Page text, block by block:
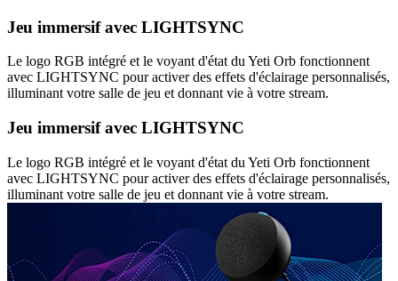
Jeu immersif avec LIGHTSYNC
Le logo RGB intégré et le voyant d'état du Yeti Orb fonctionnent
avec LIGHTSYNC pour activer des effets d'éclairage personnalisés,
illuminant votre salle de jeu et donnant vie à votre stream.
Jeu immersif avec LIGHTSYNC
Le logo RGB intégré et le voyant d'état du Yeti Orb fonctionnent
avec LIGHTSYNC pour activer des effets d'éclairage personnalisés,
illuminant votre salle de jeu et donnant vie à votre stream.